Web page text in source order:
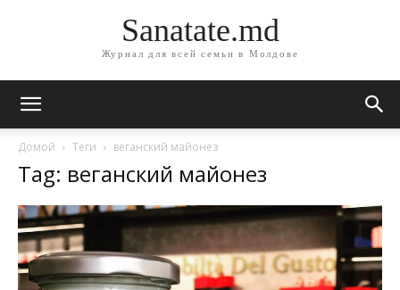
Sanatate.md
Журнал для всей семьи в Молдове
Домой Теги веганский майонез
Tag: веганский майонез